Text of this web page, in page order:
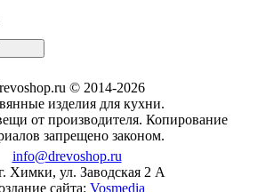
© 2014-2026
изделия для кухни.
от производителя. Копирование
запрещено законом.
info@drevoshop.ru
Химки, ул. Заводская 2 A
сайта: Vosmedia